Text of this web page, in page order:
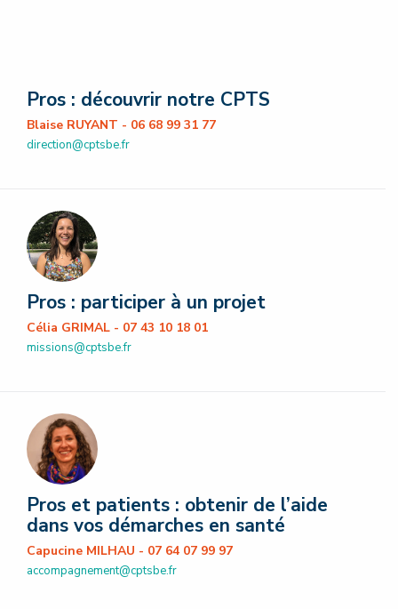
Pros : découvrir notre CPTS
Blaise RUYANT - 06 68 99 31 77
direction@cptsbe.fr
Pros : participer à un projet
Célia GRIMAL - 07 43 10 18 01
missions@cptsbe.fr
Pros et patients : obtenir de l’aide
dans vos démarches en santé
Capucine MILHAU - 07 64 07 99 97
accompagnement@cptsbe.fr